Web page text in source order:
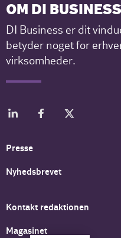
OM DI BUSINESS
DI Business er dit
betyder noget for
virksomheder.
Presse
Nyhedsbrevet
Kontakt redaktionen
Magasinet